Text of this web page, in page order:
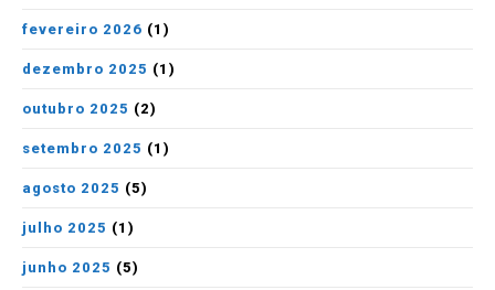
fevereiro 2026 (1)
dezembro 2025 (1)
outubro 2025 (2)
setembro 2025 (1)
agosto 2025 (5)
julho 2025 (1)
junho 2025 (5)